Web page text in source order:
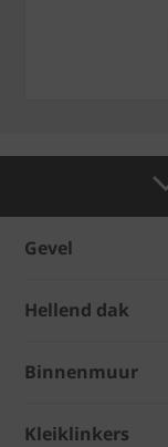
Gevel
Hellend dak
Binnenmuur
Kleiklinkers